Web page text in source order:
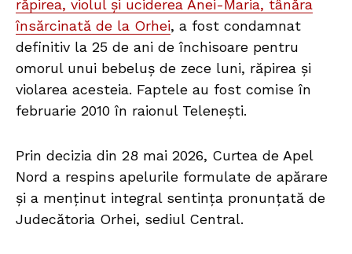
răpirea, violul și uciderea Anei-Maria, tânăra
însărcinată de la Orhei, a fost condamnat
definitiv la 25 de ani de închisoare pentru
omorul unui bebeluș de zece luni, răpirea și
violarea acesteia. Faptele au fost comise în
februarie 2010 în raionul Telenești.
Prin decizia din 28 mai 2026, Curtea de Apel
Nord a respins apelurile formulate de apărare
și a menținut integral sentința pronunțată de
Judecătoria Orhei, sediul Central.